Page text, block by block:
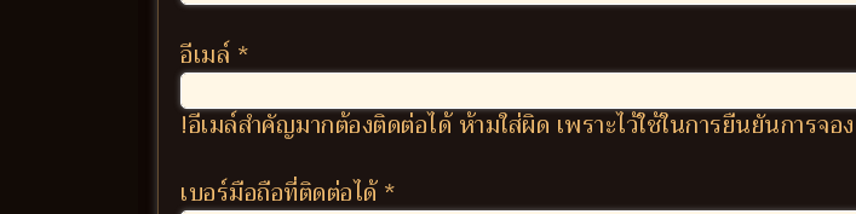
อีเมล์ *
!อีเมล์สำคัญมากต้องติดต่อได้ ห้ามใส่ผิด เพราะไว้ใช้ในการยืนยันการจอง
เบอร์มือถือที่ติดต่อได้*